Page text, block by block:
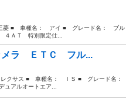
菱 ■ 車種名： アイ ■ グレード名： ブル
ＡＴ 特別限定仕...
メラ ＥＴＣ フル...
クサス ■ 車種名： ＩＳ ■ グレード名：
アルオートエア...